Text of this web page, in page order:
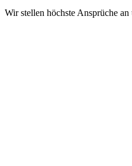
Wir stellen höchste Ansprüche